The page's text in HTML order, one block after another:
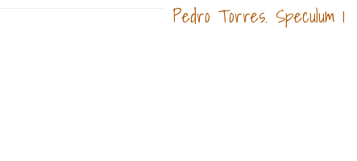
Pedro Torres. Speculum 1